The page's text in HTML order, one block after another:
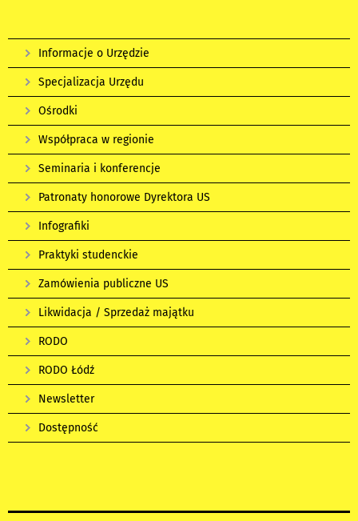
Informacje o Urzędzie
Specjalizacja Urzędu
Ośrodki
Współpraca w regionie
Seminaria i konferencje
Patronaty honorowe Dyrektora US
Infografiki
Praktyki studenckie
Zamówienia publiczne US
Likwidacja / Sprzedaż majątku
RODO
RODO Łódź
Newsletter
Dostępność